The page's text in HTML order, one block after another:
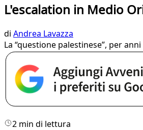
L'escalation in Medio
di Andrea Lavazza
La “questione palestinese”, per
2 min di lettura